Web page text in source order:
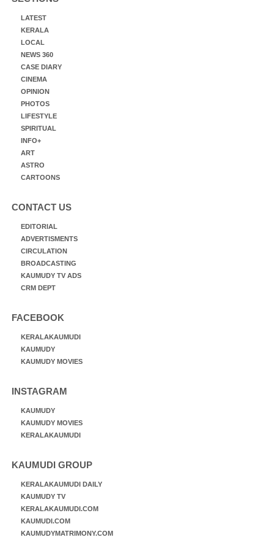
LATEST
KERALA
LOCAL
NEWS 360
CASE DIARY
CINEMA
OPINION
PHOTOS
LIFESTYLE
SPIRITUAL
INFO+
ART
ASTRO
CARTOONS
CONTACT US
EDITORIAL
ADVERTISMENTS
CIRCULATION
BROADCASTING
KAUMUDY TV ADS
CRM DEPT
FACEBOOK
KERALAKAUMUDI
KAUMUDY
KAUMUDY MOVIES
INSTAGRAM
KAUMUDY
KAUMUDY MOVIES
KERALAKAUMUDI
KAUMUDI GROUP
KERALAKAUMUDI DAILY
KAUMUDY TV
KERALAKAUMUDI.COM
KAUMUDI.COM
KAUMUDYMATRIMONY.COM